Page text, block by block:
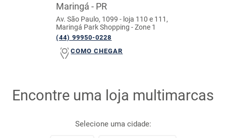
Maringá - PR
Av. São Paulo, 1099 - loja 110 e 111,
Maringá Park Shopping - Zone 1
(44) 99950-0228
COMO CHEGAR
Encontre uma loja multimarcas
Selecione uma cidade: